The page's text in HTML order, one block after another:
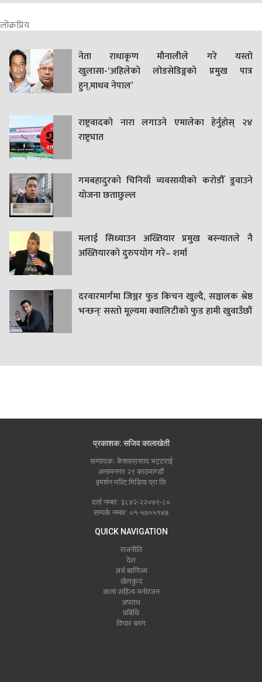
लोक्रप्रिय
नेता राधाकृण मौनालीले गरे यस्तो
खुलासा-‘अहिलेको लोडसेडिङ्गको प्रमुख पात्र
हुन्,माधव नेपाल’
राष्ट्रवादको नारा लगाउने एमालेका हेर्नुहोस् २४
राष्ट्रघात
गमबहादुरकाे चिनियाँ व्यवसायीको करोडौँ डुवाउने
याेजना छताछुल्ल
मलाई सिध्याउन अख्तियार प्रमुख बस्न्यातले नै
अख्तियारको दुरुपयोग गरे– शर्मा
दरवारमार्गमा जिञ्जर फुड किचन खुल्दै, सञ्चालक श्रेष्ठ
भन्छन्ः सस्तो मूल्यमा क्वालिटीको फुड हामी खुवाउँछौं
प्रकाशक: सजिव कालाखेती
सम्पादकः केशवप्रसाद भट्टराई
अनामनगर २९ काठमाण्डौं
इमर्शन मल्टि मिडिया प्रा लि
दर्ता नम्बर: ३८४२-२२०७९-८०
सम्पर्क नम्बर: ०१-५७०५१४७
QUICK NAVIGATION
राजनीति
देश
अर्थ बाणिज्य
खेलकुद
कला सहित्य मनोरंजन
अपराध
प्रबिधि
विचार ब्लग